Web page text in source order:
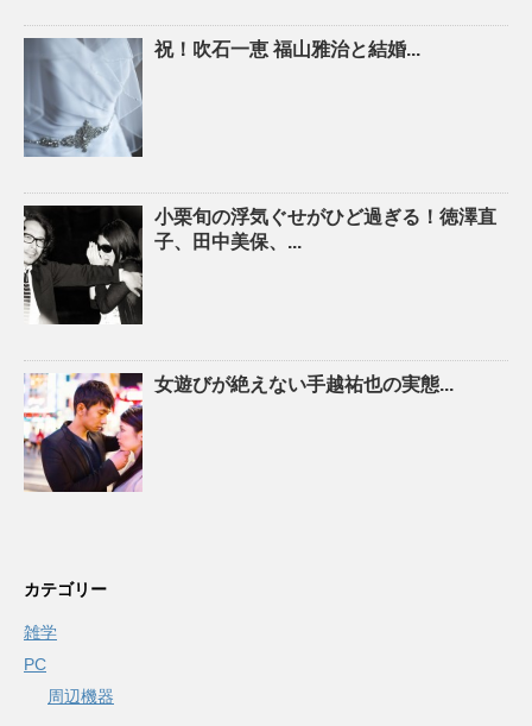
祝！吹石一恵 福山雅治と結婚...
小栗旬の浮気ぐせがひど過ぎる！徳澤直
子、田中美保、...
女遊びが絶えない手越祐也の実態...
カテゴリー
雑学
PC
周辺機器